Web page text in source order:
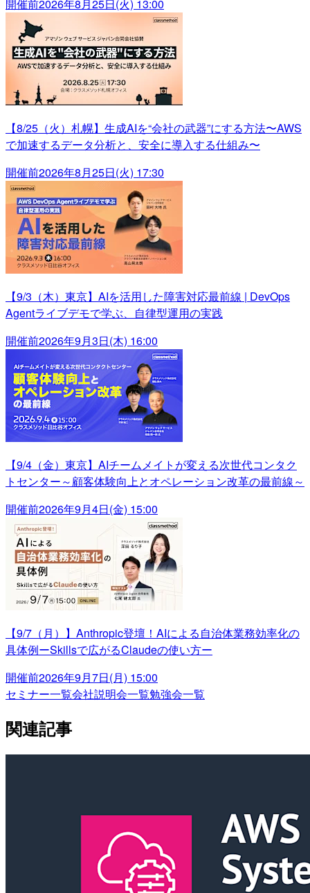
開催前2026年8月25日(火) 13:00
【8/25（火）札幌】生成AIを“会社の武器”にする方法〜AWS
で加速するデータ分析と、安全に導入する仕組み〜
開催前2026年8月25日(火) 17:30
【9/3（木）東京】AIを活用した障害対応最前線 | DevOps
Agentライブデモで学ぶ、自律型運用の実践
開催前2026年9月3日(木) 16:00
【9/4（金）東京】AIチームメイトが変える次世代コンタク
トセンター～顧客体験向上とオペレーション改革の最前線～
開催前2026年9月4日(金) 15:00
【9/7（月）】Anthropic登壇！AIによる自治体業務効率化の
具体例ーSkillsで広がるClaudeの使い方ー
開催前2026年9月7日(月) 15:00
セミナー一覧会社説明会一覧勉強会一覧
関連記事